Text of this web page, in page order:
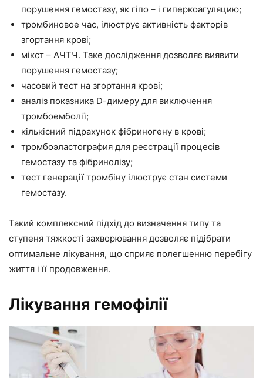
порушення гемостазу, як гіпо – і гиперкоагуляцию;
тромбиновое час, ілюструє активність факторів
згортання крові;
мікст – АЧТЧ. Таке дослідження дозволяє виявити
порушення гемостазу;
часовий тест на згортання крові;
аналіз показника D-димеру для виключення
тромбоемболії;
кількісний підрахунок фібриногену в крові;
тромбоэластография для реєстрації процесів
гемостазу та фібринолізу;
тест генерації тромбіну ілюструє стан системи
гемостазу.
Такий комплексний підхід до визначення типу та
ступеня тяжкості захворювання дозволяє підібрати
оптимальне лікування, що сприяє полегшенню перебігу
життя і її продовження.
Лікування гемофілії